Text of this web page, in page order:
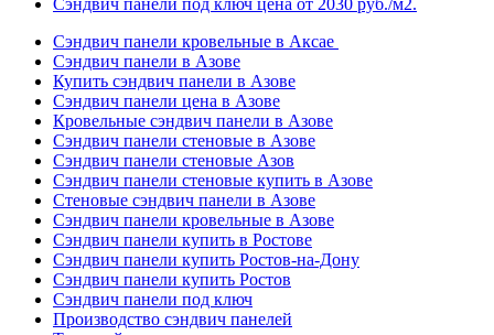
Сэндвич панели кровельные в Аксае
Сэндвич панели в Азове
Купить сэндвич панели в Азове
Сэндвич панели цена в Азове
Кровельные сэндвич панели в Азове
Сэндвич панели стеновые в Азове
Сэндвич панели стеновые Азов
Сэндвич панели стеновые купить в Азове
Стеновые сэндвич панели в Азове
Сэндвич панели кровельные в Азове
Сэндвич панели купить в Ростове
Сэндвич панели купить Ростов-на-Дону
Сэндвич панели купить Ростов
Сэндвич панели под ключ
Производство сэндвич панелей